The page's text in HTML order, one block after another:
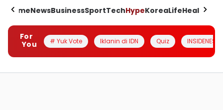
HomeNewsBusinessSportTechHypeKoreaLifeHealth
For
You
# Yuk Vote Iklanin di IDN Quiz INSIDENESIA